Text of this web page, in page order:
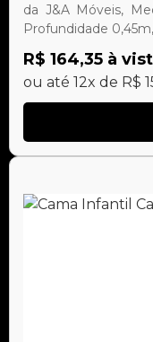
da J&A Móveis,
Profundidade
R$ 164,35 à
ou até 12x de R$